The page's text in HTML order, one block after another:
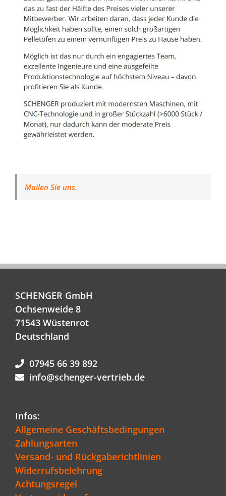
Mailen Sie uns.
SCHENGER GmbH
Ochsenweide 8
71543 Wüstenrot
Deutschland
07945 66 39 892
info@schenger-vertrieb.de
Infos:
Allgemeine Geschäftsbedingungen
Zahlungsarten
Versand- und Rückgaberichtlinien
Widerrufsbelehrung
Achtungsregel